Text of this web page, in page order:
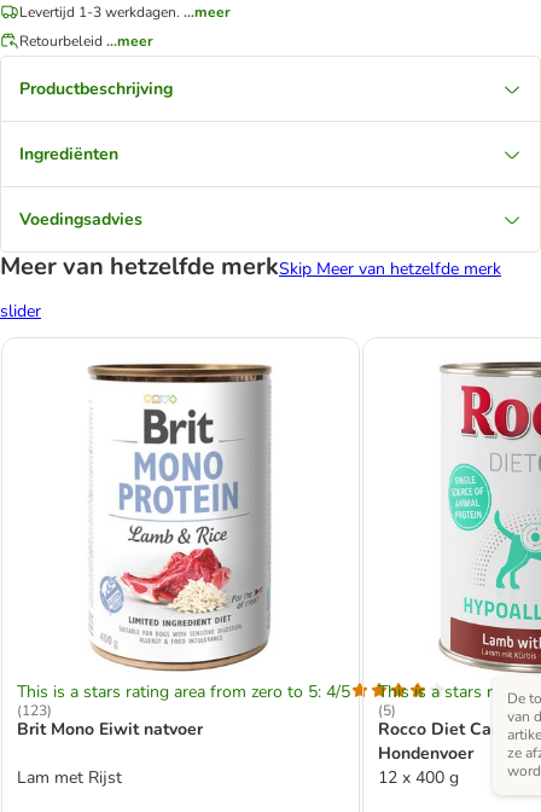
Levertijd 1-3 werkdagen. ...meer
Retourbeleid ...meer
Productbeschrijving
Ingrediënten
Voedingsadvies
Meer van hetzelfde merkSkip Meer van hetzelfde merk
slider
This is a stars rating area from zero to 5: 4/5
(123)
Brit Mono Eiwit natvoer
Lam met Rijst
This is a stars rating
(5)
Rocco Diet Care
Hondenvoer
12 x 400 g
De
van
ze